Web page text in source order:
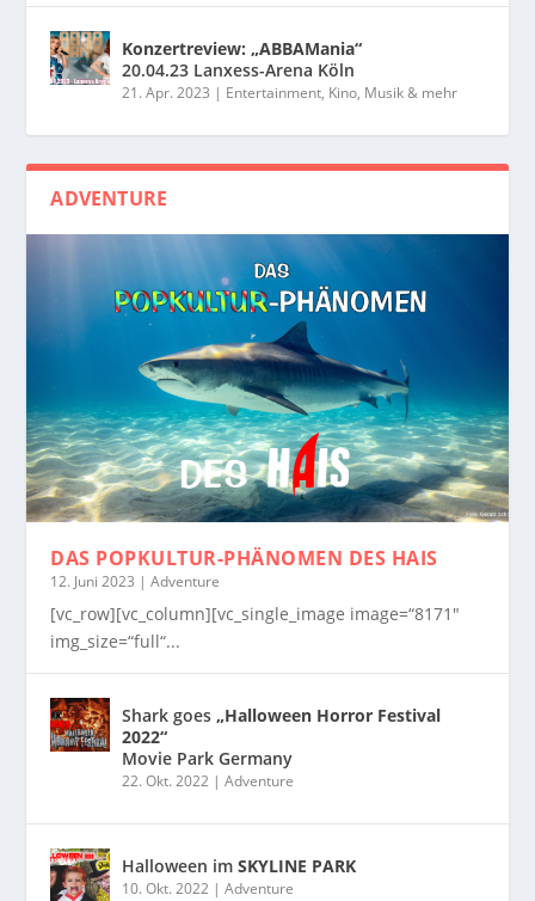
Konzertreview: „ABBAMania“
20.04.23 Lanxess-Arena Köln
21. Apr. 2023 | Entertainment, Kino, Musik & mehr
ADVENTURE
DAS POPKULTUR-PHÄNOMEN DES HAIS
12. Juni 2023 |Adventure
[vc_row][vc_column][vc_single_image image=“8171″
img_size=“full“...
Shark goes„Halloween Horror Festival
2022“
Movie Park Germany
22. Okt. 2022 |Adventure
Halloween imSKYLINE PARK
10. Okt. 2022 |Adventure